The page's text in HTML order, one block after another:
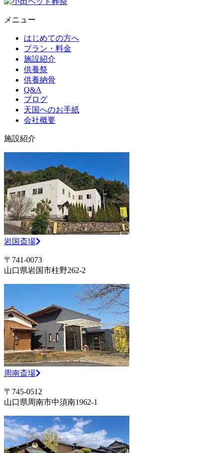
メニュー
はじめての方へ
プラン・料金
施設紹介
供養祭
供養納骨
Q&A
ブログ
天国へのお手紙
会社概要
施設紹介
岩国斎場
〒741-0073
山口県岩国市柱野262-2
周南斎場
〒745-0512
山口県周南市中須南1962-1